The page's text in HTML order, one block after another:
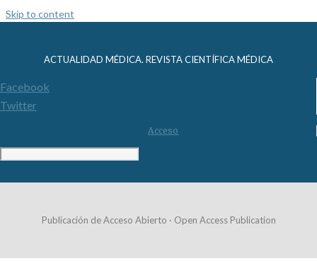
Skip to content
ACTUALIDAD MÉDICA. REVISTA CIENTÍFICA MÉDICA
Facebook
Twitter
Acceso
Publicación de Acceso Abierto · Open Access Publication